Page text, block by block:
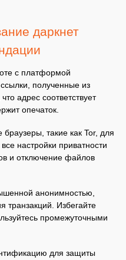
даркнет
с платформой
полученные из
адрес соответствует
опечаток.
такие как Tor, для
настройки приватности
и отключение файлов
анонимностью,
транзакций. Избегайте
промежуточными
для защиты